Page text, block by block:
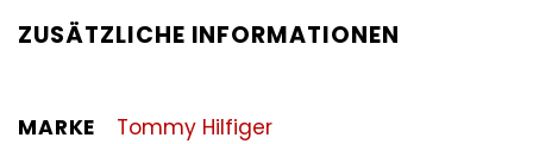
ZUSÄTZLICHE INFORMATIONEN
MARKE Tommy Hilfiger